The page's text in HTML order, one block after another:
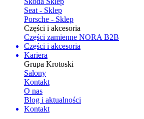
Seat - Sklep
Porsche - Sklep
Części i akcesoria
Części zamienne NORA B2B
Części i akcesoria
Kariera
Grupa Krotoski
Salony
Kontakt
O nas
Blog i aktualności
Kontakt